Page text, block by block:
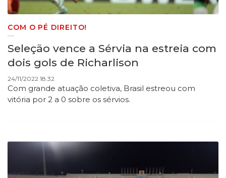
COM O PÉ DIREITO!
Seleção vence a Sérvia na estreia com
dois gols de Richarlison
24/11/2022 18:32
Com grande atuação coletiva, Brasil estreou com
vitória por 2 a 0 sobre os sérvios.